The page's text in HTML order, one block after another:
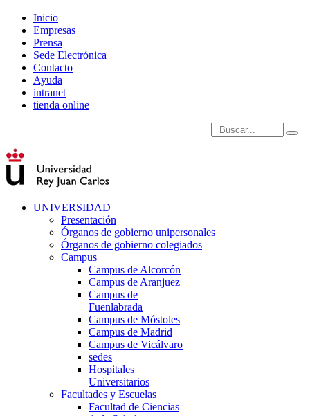
Inicio
Empresas
Prensa
Sede Electrónica
Contacto
Ayuda
intranet
tienda online
Introduce términos de
UNIVERSIDAD
Presentación
Órganos de gobierno unipersonales
Órganos de gobierno colegiados
Campus
Campus de Alcorcón
Campus de Aranjuez
Campus de
Fuenlabrada
Campus de Móstoles
Campus de Madrid
Campus de Vicálvaro
sedes
Hospitales
Universitarios
Facultades y Escuelas
Facultad de Ciencias